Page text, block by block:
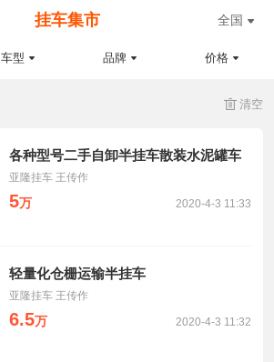
挂车集市 全国
车型 品牌 价格
清空
各种型号二手自卸半挂车散装水泥罐车
亚隆挂车 王传作
5万 2020-4-3 11:33
轻量化仓栅运输半挂车
亚隆挂车 王传作
6.5万 2020-4-3 11:32